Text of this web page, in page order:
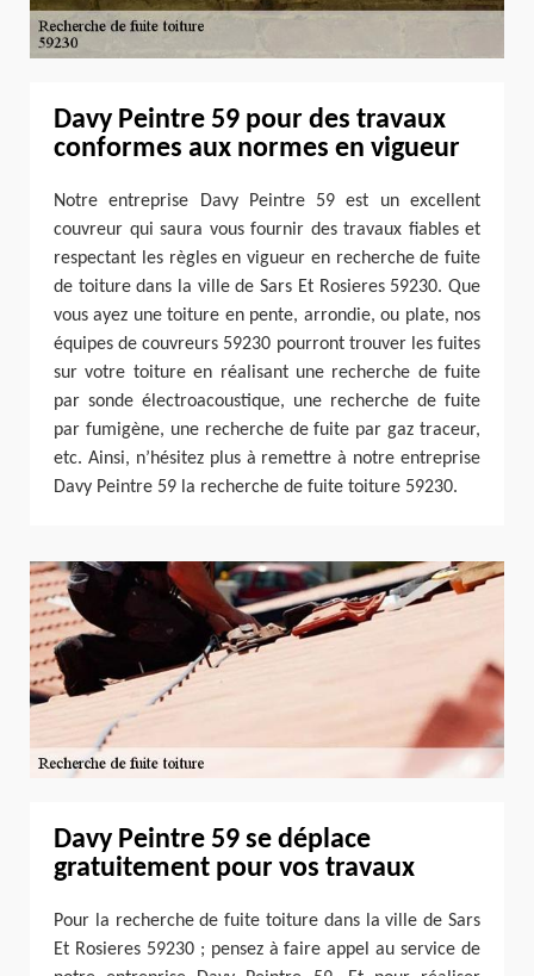
Davy Peintre 59 pour des travaux
conformes aux normes en vigueur
Notre entreprise Davy Peintre 59 est un excellent
couvreur qui saura vous fournir des travaux fiables et
respectant les règles en vigueur en recherche de fuite
de toiture dans la ville de Sars Et Rosieres 59230. Que
vous ayez une toiture en pente, arrondie, ou plate, nos
équipes de couvreurs 59230 pourront trouver les fuites
sur votre toiture en réalisant une recherche de fuite
par sonde électroacoustique, une recherche de fuite
par fumigène, une recherche de fuite par gaz traceur,
etc. Ainsi, n’hésitez plus à remettre à notre entreprise
Davy Peintre 59 la recherche de fuite toiture 59230.
Davy Peintre 59 se déplace
gratuitement pour vos travaux
Pour la recherche de fuite toiture dans la ville de Sars
Et Rosieres 59230 ; pensez à faire appel au service de